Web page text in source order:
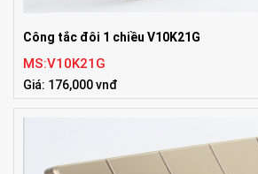
Công tắc đôi 1 chiều V10K21G
MS:V10K21G
Giá: 176,000 vnđ